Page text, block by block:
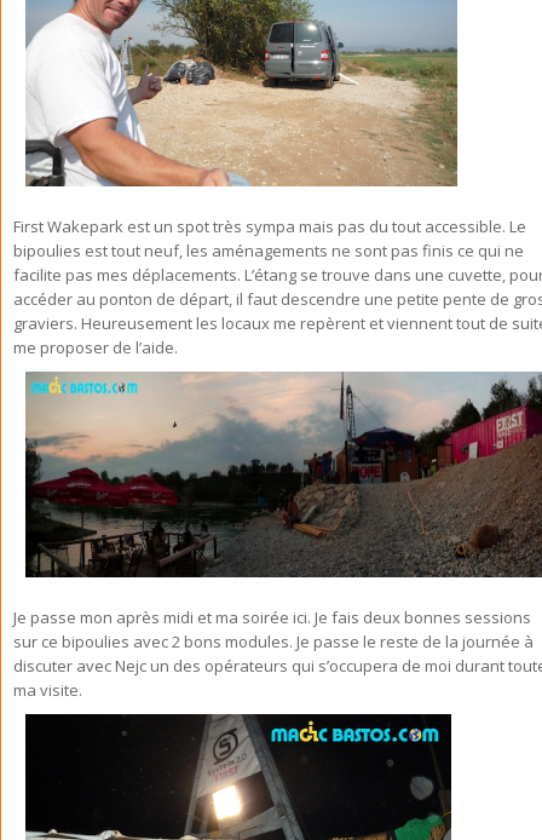
First Wakepark est un spot très sympa mais pas du tout accessible. Le
bipoulies est tout neuf, les aménagements ne sont pas finis ce qui ne
facilite pas mes déplacements. L’étang se trouve dans une cuvette,
accéder au ponton de départ, il faut descendre une petite pente de
graviers. Heureusement les locaux me repèrent et viennent tout de
me proposer de l’aide.
Je passe mon après midi et ma soirée ici. Je fais deux bonnes sessions
sur ce bipoulies avec 2 bons modules. Je passe le reste de la journée à
discuter avec Nejc un des opérateurs qui s’occupera de moi durant
ma visite.